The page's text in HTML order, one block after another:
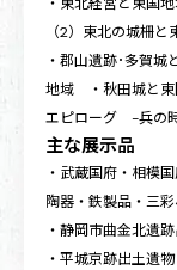
（2）東北の城柵
・郡山遺跡･多賀
地域 ・秋田城と東
エピローグ -兵の
主な展示品
・武蔵国府・相模
陶器・鉄製品・三彩
・静岡市曲金北遺
・平城京跡出土遺